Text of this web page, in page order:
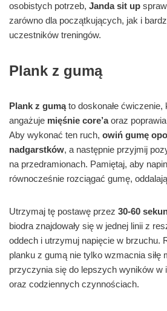
osobistych potrzeb, Janda sit up
zarówno dla początkujących, jak i
uczestników treningów.
Plank z gumą
Plank z gumąto doskonałe ćwiczenie,
angażuje mięśnie core’aoraz poprawia
Aby wykonać ten ruch, owiń gumę
nadgarstków, a następnie przyjmij
na przedramionach. Pamiętaj, aby
równocześnie rozciągać gumę,
Utrzymaj tę postawę przez 30-60
biodra znajdowały się w jednej linii z
oddech i utrzymuj napięcie w brzuchu.
planku z gumą nie tylko wzmacnia siłę
przyczynia się do lepszych wyników w
oraz codziennych czynnościach.